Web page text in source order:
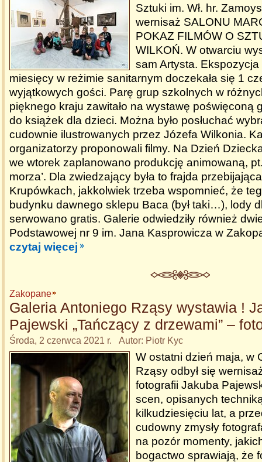
Sztuki im. Wł. hr.
wernisaż SALONU
POKAZ FILMÓW O
WILKOŃ. W otwarciu
sam Artysta.
miesięcy w reżimie sanitarnym doczekała się 1
wyjątkowych gości. Parę grup szkolnych w
pięknego kraju zawitało na wystawę poświęconą
do książek dla dzieci. Można było posłuchać
cudownie ilustrowanych przez Józefa Wilkonia.
organizatorzy proponowali filmy. Na Dzień
we wtorek zaplanowano produkcję animowaną,
morza’. Dla zwiedzający była to frajda
Krupówkach, jakkolwiek trzeba wspomnieć, że
budynku dawnego sklepu Baca (był taki…), lody
serwowano gratis. Galerie odwiedziły również
Podstawowej nr 9 im. Jana Kasprowicza w
czytaj więcej
Zakopane
Galeria Antoniego Rząsy wystawia !
Pajewski „Tańczący z drzewami” –
Środa, 2 czerwca 2021 r. Autor: Piotr Kyc
W ostatni dzień maja, w
Rząsy odbył się
fotografii Jakuba
scen, opisanych
kilkudziesięciu lat, a
cudowny zmysły
na pozór momenty,
bogactwo sprawiają, że